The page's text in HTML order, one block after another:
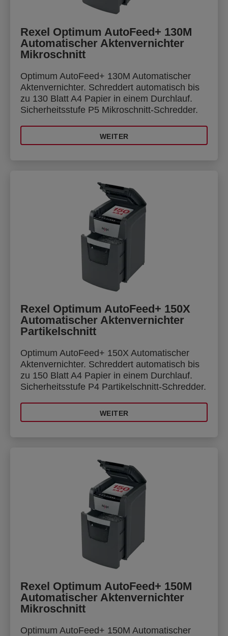
Rexel Optimum AutoFeed+ 130M
Automatischer Aktenvernichter
Mikroschnitt
Optimum AutoFeed+ 130M Automatischer
Aktenvernichter. Schreddert automatisch bis
zu 130 Blatt A4 Papier in einem Durchlauf.
Sicherheitsstufe P5 Mikroschnitt-Schredder.
WEITER
Rexel Optimum AutoFeed+ 150X
Automatischer Aktenvernichter
Partikelschnitt
Optimum AutoFeed+ 150X Automatischer
Aktenvernichter. Schreddert automatisch bis
zu 150 Blatt A4 Papier in einem Durchlauf.
Sicherheitsstufe P4 Partikelschnitt-Schredder.
WEITER
Rexel Optimum AutoFeed+ 150M
Automatischer Aktenvernichter
Mikroschnitt
Optimum AutoFeed+ 150M Automatischer